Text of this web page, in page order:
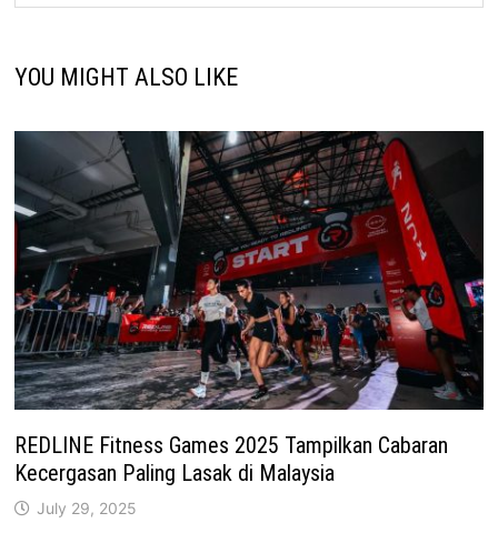
YOU MIGHT ALSO LIKE
REDLINE Fitness Games 2025 Tampilkan Cabaran
Kecergasan Paling Lasak di Malaysia
July 29, 2025